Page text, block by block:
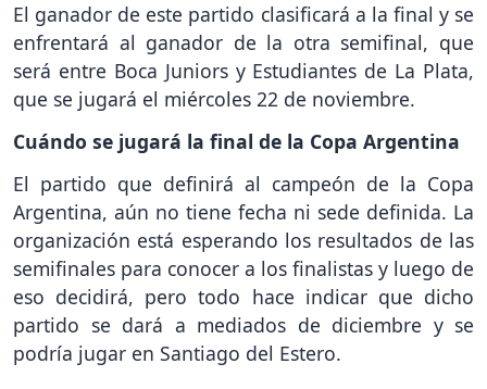
El ganador de este partido clasificará a la final y se
enfrentará al ganador de la otra semifinal, que
será entre Boca Juniors y Estudiantes de La Plata,
que se jugará el miércoles 22 de noviembre.
Cuándo se jugará la final de la Copa Argentina
El partido que definirá al campeón de la Copa
Argentina, aún no tiene fecha ni sede definida. La
organización está esperando los resultados de las
semifinales para conocer a los finalistas y luego de
eso decidirá, pero todo hace indicar que dicho
partido se dará a mediados de diciembre y se
podría jugar en Santiago del Estero.